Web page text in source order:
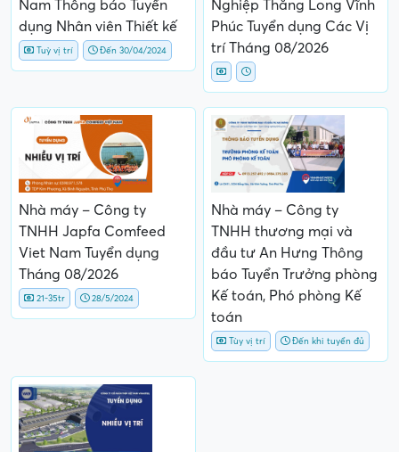
Nam Thông báo Tuyển
dụng Nhân viên Thiết kế
Tuỳ vị trí Đến 30/04/2024
Nghiệp Thăng Long Vĩnh
Phúc Tuyển dụng Các Vị
trí Tháng 08/2026
Nhà máy – Công ty
TNHH Japfa Comfeed
Viet Nam Tuyển dụng
Tháng 08/2026
21-35tr 28/5/2024
Nhà máy – Công ty
TNHH thương mại và
đầu tư An Hưng Thông
báo Tuyển Trưởng phòng
Kế toán, Phó phòng Kế
toán
Tùy vị trí Đến khi tuyển đủ